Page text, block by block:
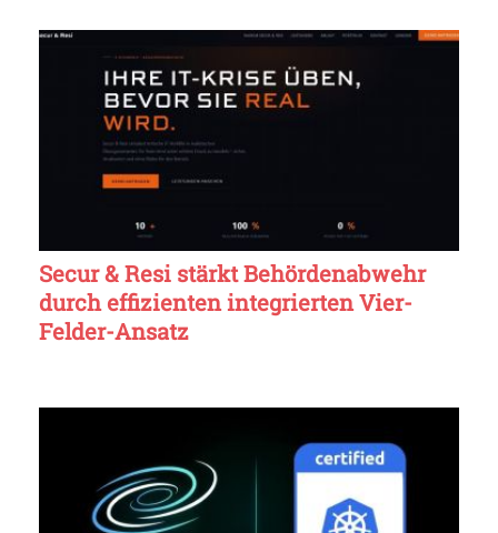
Secur & Resi stärkt Behördenabwehr
durch effizienten integrierten Vier-
Felder-Ansatz